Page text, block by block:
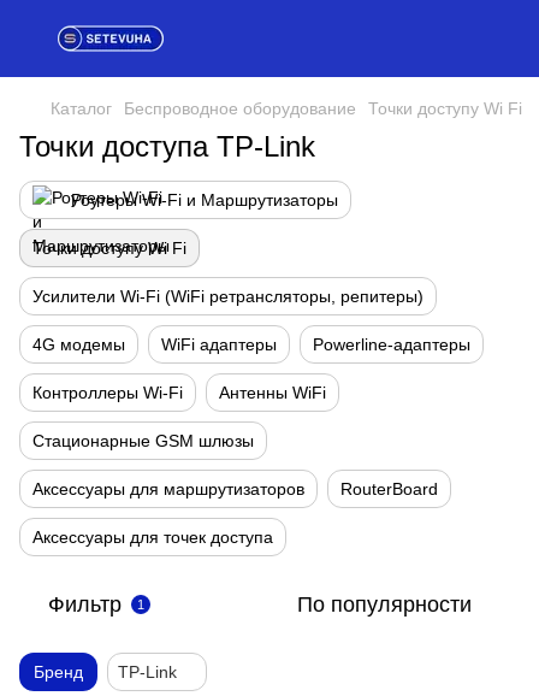
Каталог Беспроводное оборудование Точки доступу Wi Fi
Точки доступа TP-Link
Роутеры Wi-Fi и Маршрутизаторы
Точки доступу Wi Fi
Усилители Wi-Fi (WiFi ретрансляторы, репитеры)
4G модемы WiFi адаптеры Powerline-адаптеры
Контроллеры Wi-Fi Антенны WiFi
Стационарные GSM шлюзы
Аксессуары для маршрутизаторов RouterBoard
Аксессуары для точек доступа
Фильтр 1 По популярности
Бренд TP-Link